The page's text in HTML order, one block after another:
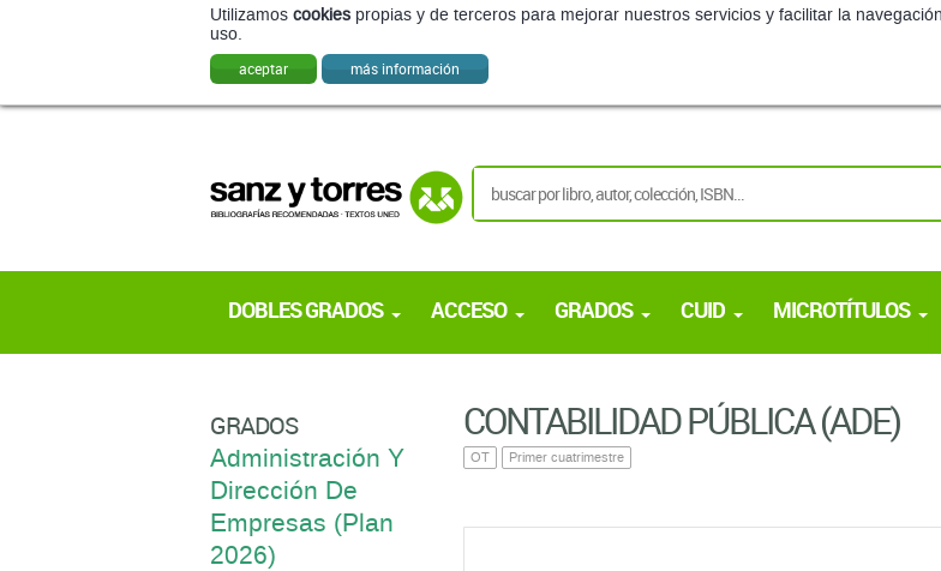
Utilizamos cookies propias y de terceros para mejorar nuestros servicios y facilitar la
uso.
aceptar más información
DOBLES GRADOS ACCESO GRADOS CUID MICROTÍTULOS
CONTABILIDAD PÚBLICA (ADE)
OT Primer cuatrimestre
GRADOS
Administración Y
Dirección De
Empresas (Plan
2026)